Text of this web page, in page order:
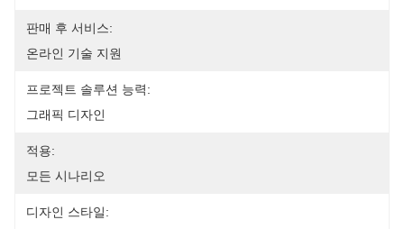
판매 후 서비스:
온라인 기술 지원
프로젝트 솔루션 능력:
그래픽 디자인
적용:
모든 시나리오
디자인 스타일: